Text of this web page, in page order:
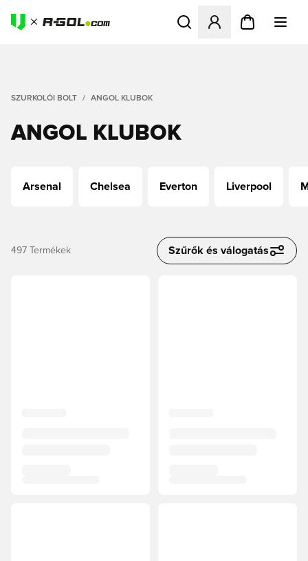
Megnyit egy modált a
SZURKOLÓI BOLT ANGOL KLUBOK
ANGOL KLUBOK
Arsenal Chelsea Everton Liverpool
497 Termékek Szűrők és válogatás